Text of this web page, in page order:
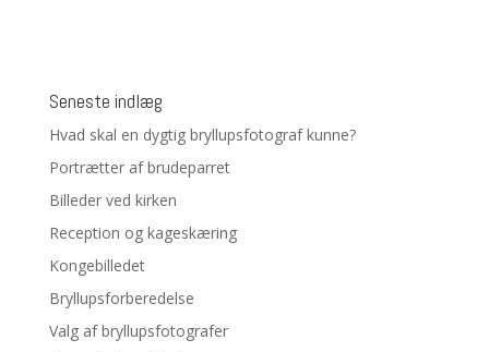
Seneste indlæg
Hvad skal en dygtig bryllupsfotograf kunne?
Portrætter af brudeparret
Billeder ved kirken
Reception og kageskæring
Kongebilledet
Bryllupsforberedelse
Valg af bryllupsfotografer